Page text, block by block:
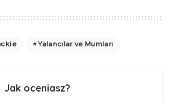
Yalancılar ve Mumları
Jak oceniasz?